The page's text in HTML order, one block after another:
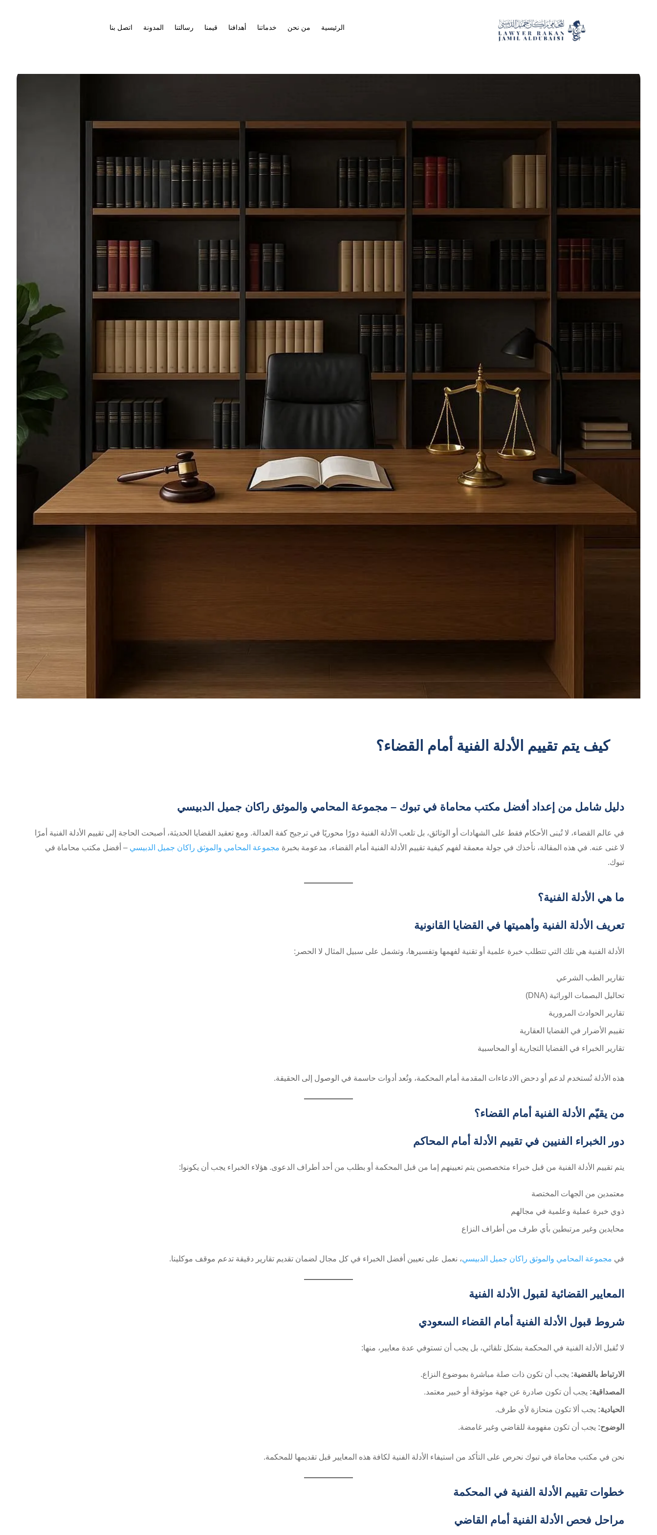
الرئيسية من نحن خدماتنا أهدافنا قيمنا رسالتنا المدونة اتصل بنا
كيف يتم تقييم الأدلة الفنية أمام القضاء؟
دليل شامل من إعداد أفضل مكتب محاماة في تبوك – مجموعة المحامي والموثق راكان جميل الدبيسي
في عالم القضاء، لا تُبنى الأحكام فقط على الشهادات أو الوثائق، بل تلعب الأدلة الفنية دورًا محوريًا في ترجيح كفة العدالة. ومع تعقيد القضايا الحديثة، أصبحت الحاجة إلى تقييم الأدلة الفنية أمرًا
لا غنى عنه. في هذه المقالة، نأخذك في جولة معمقة لفهم كيفية تقييم الأدلة الفنية أمام القضاء، مدعومة بخبرة مجموعة المحامي والموثق راكان جميل الدبيسي – أفضل مكتب محاماة في
تبوك.
ما هي الأدلة الفنية؟
تعريف الأدلة الفنية وأهميتها في القضايا القانونية
الأدلة الفنية هي تلك التي تتطلب خبرة علمية أو تقنية لفهمها وتفسيرها، وتشمل على سبيل المثال لا الحصر:
تقارير الطب الشرعي
تحاليل البصمات الوراثية (DNA)
تقارير الحوادث المرورية
تقييم الأضرار في القضايا العقارية
تقارير الخبراء في القضايا التجارية أو المحاسبية
هذه الأدلة تُستخدم لدعم أو دحض الادعاءات المقدمة أمام المحكمة، وتُعد أدوات حاسمة في الوصول إلى الحقيقة.
من يقيّم الأدلة الفنية أمام القضاء؟
دور الخبراء الفنيين في تقييم الأدلة أمام المحاكم
يتم تقييم الأدلة الفنية من قبل خبراء متخصصين يتم تعيينهم إما من قبل المحكمة أو بطلب من أحد أطراف الدعوى. هؤلاء الخبراء يجب أن يكونوا:
معتمدين من الجهات المختصة
ذوي خبرة عملية وعلمية في مجالهم
محايدين وغير مرتبطين بأي طرف من أطراف النزاع
في مجموعة المحامي والموثق راكان جميل الدبيسي، نعمل على تعيين أفضل الخبراء في كل مجال لضمان تقديم تقارير دقيقة تدعم موقف موكلينا.
المعايير القضائية لقبول الأدلة الفنية
شروط قبول الأدلة الفنية أمام القضاء السعودي
لا تُقبل الأدلة الفنية في المحكمة بشكل تلقائي، بل يجب أن تستوفي عدة معايير، منها:
الارتباط بالقضية: يجب أن تكون ذات صلة مباشرة بموضوع النزاع.
المصداقية: يجب أن تكون صادرة عن جهة موثوقة أو خبير معتمد.
الحيادية: يجب ألا تكون منحازة لأي طرف.
الوضوح: يجب أن تكون مفهومة للقاضي وغير غامضة.
نحن في مكتب محاماة في تبوك نحرص على التأكد من استيفاء الأدلة الفنية لكافة هذه المعايير قبل تقديمها للمحكمة.
خطوات تقييم الأدلة الفنية في المحكمة
مراحل فحص الأدلة الفنية أمام القاضي